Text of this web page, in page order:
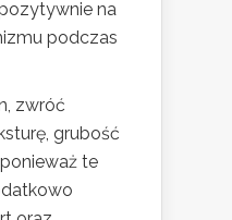
na
podczas
zwróć
grubość
te